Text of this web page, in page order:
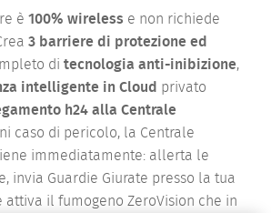
è 100% wireless e non richiede
3 barriere di protezione ed
di tecnologia anti-inibizione,
intelligente in Cloud privato
h24 alla Centrale
caso di pericolo, la Centrale
immediatamente: allerta le
invia Guardie Giurate presso la tua
attiva il fumogeno ZeroVision che in